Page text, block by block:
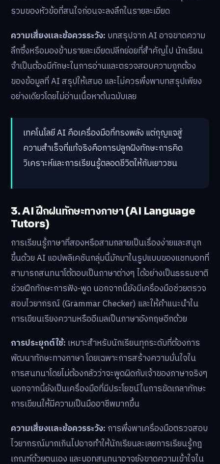
รวมของหัวข้อที่สนใจก่อนจะลงลึกในรายละเอียด
ความเสี่ยงและข้อควรระวัง: บทสรุปจาก AI อาจขาดความ
ลึกซึ้งหรือมองข้ามรายละเอียดปลีกย่อยที่สำคัญไป นักเรียน
จำเป็นต้องมีทักษะในการอ่านและตรวจสอบความถูกต้อง
ของข้อมูลที่ AI สรุปให้เสมอ และไม่ควรพึ่งพาบทสรุปเพียง
อย่างเดียวโดยไม่อ่านเนื้อหาต้นฉบับเลย
เทคโนโลยี AI คือเครื่องมือที่ทรงพลัง แต่กุญแจสู่
ความสำเร็จที่แท้จริงคือการปลูกฝังทักษะการคิด
วิเคราะห์และการเรียนรู้ตลอดชีวิตให้กับเยาวชน
3. AI ฝึกฝนทักษะทางภาษา (AI Language
Tutors)
การเรียนรู้ภาษาที่สองหรือสามกลายเป็นเรื่องง่ายและสนุก
ขึ้นด้วย AI แอปพลิเคชันกลุ่มนี้มักมาในรูปแบบของแชทบอทที่
สามารถสนทนาโต้ตอบเป็นภาษาต่างๆ ได้อย่างเป็นธรรมชาติ
ช่วยฝึกทักษะการฟัง-พูด นอกจากนี้ยังมีเครื่องมือช่วยตรวจ
สอบไวยากรณ์ (Grammar Checker) และให้คำแนะนำใน
การเขียนเรียงความหรืออีเมลเป็นภาษาอังกฤษอีกด้วย
การประยุกต์ใช้: เหมาะสำหรับนักเรียนทุกระดับที่ต้องการ
พัฒนาทักษะทางภาษา โดยเฉพาะการสร้างความมั่นใจใน
การสนทนาโดยไม่ต้องกลัวว่าจะพูดผิดกับเจ้าของภาษาจริงๆ
นอกจากนี้ยังเป็นเครื่องมือที่มีประโยชน์ในการขัดเกลาทักษะ
การเขียนให้มีความเป็นมืออาชีพมากขึ้น
ความเสี่ยงและข้อควรระวัง: การพึ่งพาเครื่องมือตรวจสอบ
ไวยากรณ์มากเกินไปอาจทำให้นักเรียนละเลยการเรียนรู้กฎ
เกณฑ์ด้วยตนเอง และบอทสนทนาอาจยังขาดความเข้าใจใน